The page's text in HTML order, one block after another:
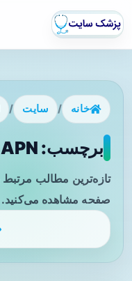
خانه / سایت /
برچسب: APN - صفحه 1
صفحه مشاهده می‌کنید.